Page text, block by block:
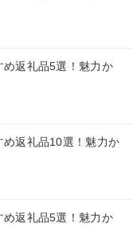
返礼品5選！魅力か
返礼品10選！魅力か
返礼品5選！魅力か